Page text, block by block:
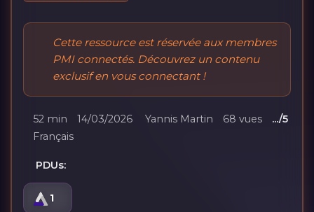
Cette ressource est réservée aux membres
PMI connectés. Découvrez un contenu
exclusif en vous connectant !
52 min 14/03/2026 Yannis Martin 68 vues
.../5
Français
PDUs:
1